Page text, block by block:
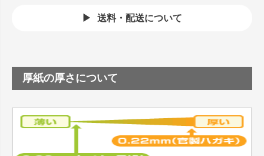
送料・配送について
厚紙の厚さについて